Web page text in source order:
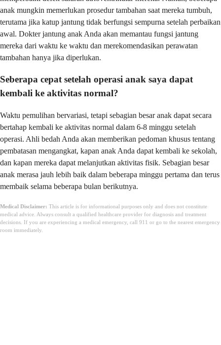
anak mungkin memerlukan prosedur tambahan saat mereka tumbuh,
terutama jika katup jantung tidak berfungsi sempurna setelah perbaikan
awal. Dokter jantung anak Anda akan memantau fungsi jantung
mereka dari waktu ke waktu dan merekomendasikan perawatan
tambahan hanya jika diperlukan.
Seberapa cepat setelah operasi anak saya dapat
kembali ke aktivitas normal?
Waktu pemulihan bervariasi, tetapi sebagian besar anak dapat secara
bertahap kembali ke aktivitas normal dalam 6-8 minggu setelah
operasi. Ahli bedah Anda akan memberikan pedoman khusus tentang
pembatasan mengangkat, kapan anak Anda dapat kembali ke sekolah,
dan kapan mereka dapat melanjutkan aktivitas fisik. Sebagian besar
anak merasa jauh lebih baik dalam beberapa minggu pertama dan terus
membaik selama beberapa bulan berikutnya.
Medical Disclaimer: This article is for informational purposes only and does not constitute
medical advice. Always consult a qualified healthcare provider for diagnosis and treatment
decisions. If you are experiencing a medical emergency, call 911 or go to the nearest emergency
room immediately.